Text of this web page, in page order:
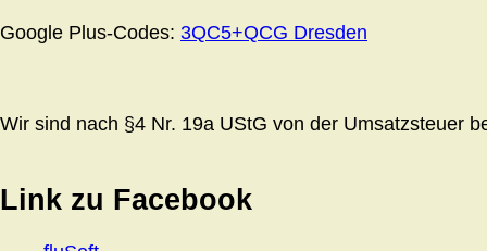
Google Plus-Codes: 3QC5+QCG Dresden
Wir sind nach §4 Nr. 19a UStG von der Umsatzsteuer
Link zu Facebook